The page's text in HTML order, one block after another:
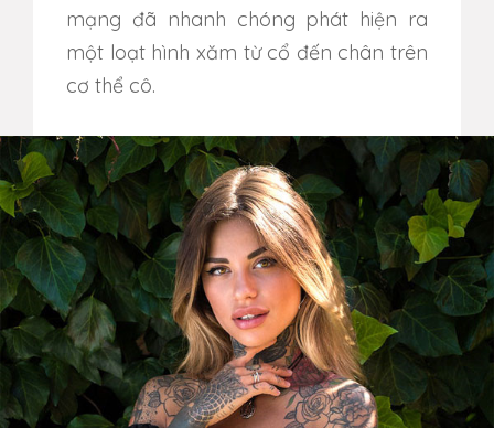
mạng đã nhanh chóng phát hiện ra
một loạt hình xăm từ cổ đến chân trên
cơ thể cô.